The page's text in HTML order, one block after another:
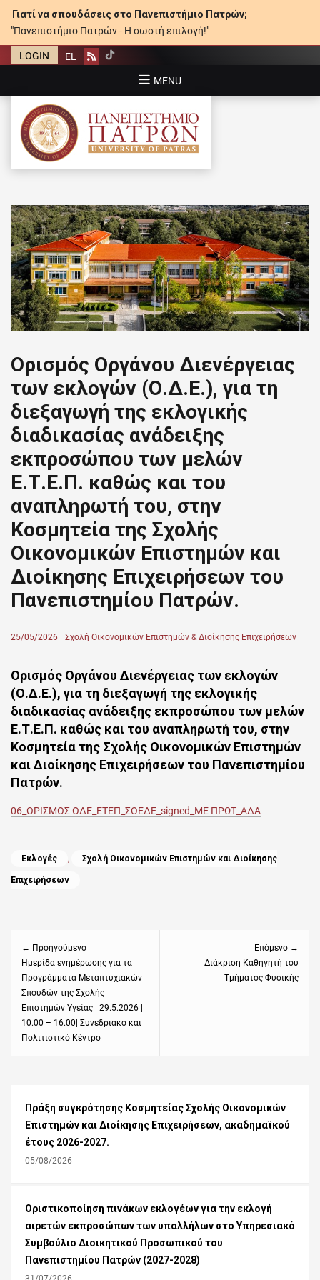
Γιατί να σπουδάσεις στο Πανεπιστήμιο Πατρών;
"Πανεπιστήμιο Πατρών - Η σωστή επιλογή!"
LOGIN EL Rss
MENU
ΠΑΝΕΠΙΣΤΉΜΙΟ ΠΑΤΡΏΝ
Ορισμός Οργάνου Διενέργειας
των εκλογών (Ο.Δ.Ε.), για τη
διεξαγωγή της εκλογικής
διαδικασίας ανάδειξης
εκπροσώπου των μελών
Ε.Τ.Ε.Π. καθώς και του
αναπληρωτή του, στην
Κοσμητεία της Σχολής
Οικονομικών Επιστημών και
Διοίκησης Επιχειρήσεων του
Πανεπιστημίου Πατρών.
Posted
25/05/2026 Author
Σχολή Οικονομικών Επιστημών & Διοίκησης Επιχειρήσεων
Ορισμός Οργάνου Διενέργειας των εκλογών
(Ο.Δ.Ε.), για τη διεξαγωγή της εκλογικής
διαδικασίας ανάδειξης εκπροσώπου των μελών
Ε.Τ.Ε.Π. καθώς και του αναπληρωτή του, στην
Κοσμητεία της Σχολής Οικονομικών Επιστημών
και Διοίκησης Επιχειρήσεων του Πανεπιστημίου
Πατρών.
06_ΟΡΙΣΜΟΣ ΟΔΕ_ΕΤΕΠ_ΣΟΕΔΕ_signed_ΜΕ ΠΡΩΤ_ΑΔΑ
Categories
Εκλογές , Σχολή Οικονομικών Επιστημών και Διοίκησης
Επιχειρήσεων
← Προηγούμενο
Previous
post:
Ημερίδα ενημέρωσης για τα
Προγράμματα Μεταπτυχιακών
Σπουδών της Σχολής
Επιστημών Υγείας | 29.5.2026 |
10.00 – 16.00| Συνεδριακό και
Πολιτιστικό Κέντρο
Επόμενο →
Διάκριση Καθηγητή του
Τμήματος Φυσικής
Πράξη συγκρότησης Κοσμητείας Σχολής Οικονομικών
Επιστημών και Διοίκησης Επιχειρήσεων, ακαδημαϊκού
έτους 2026-2027.
05/08/2026
Οριστικοποίηση πινάκων εκλογέων για την εκλογή
αιρετών εκπροσώπων των υπαλλήλων στο Υπηρεσιακό
Συμβούλιο Διοικητικού Προσωπικού του
Πανεπιστημίου Πατρών (2027-2028)